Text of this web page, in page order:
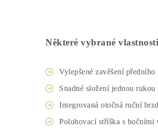
Některé vybrané vlastnosti
Vylepšené zavěšení
Snadné složení jednou rukou
Integrovaná otočná ruční
Polohovací stříška s bočními